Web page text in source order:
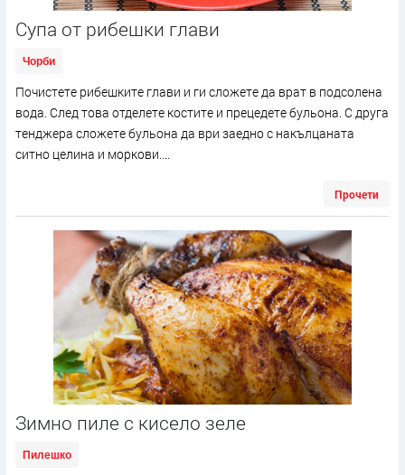
Супа от рибешки глави
Чорби
Почистете рибешките глави и ги сложете да врат в подсолена
вода. След това отделете костите и прецедете бульона. С друга
тенджера сложете бульона да ври заедно с накълцаната
ситно целина и моркови....
Прочети
Зимно пиле с кисело зеле
Пилешко